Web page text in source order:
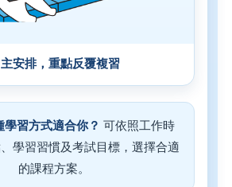
安排，重點反覆複習
學習方式適合你？ 可依照工作時
學習習慣及考試目標，選擇合適
的課程方案。